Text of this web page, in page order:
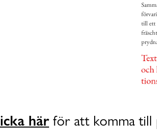
till ett
här för att komma till